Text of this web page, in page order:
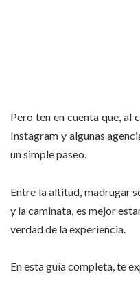
Pero ten en cuenta que, al
Instagram y algunas
un simple paseo.
Entre la altitud, madrugar
y la caminata, es mejor
verdad de la experiencia.
En esta guía completa, te